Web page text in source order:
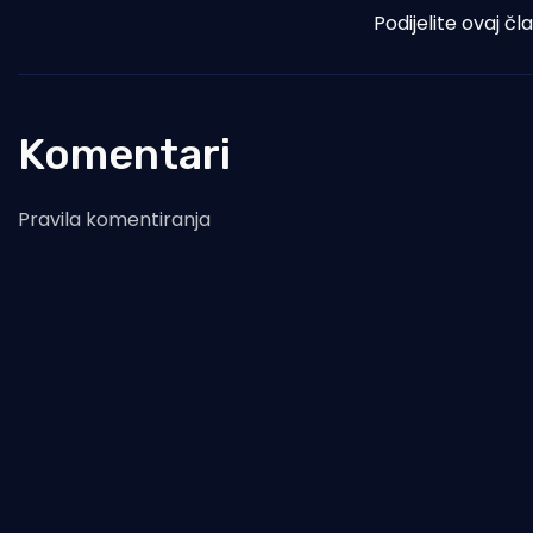
Podijelite ovaj
Komentari
Pravila komentiranja